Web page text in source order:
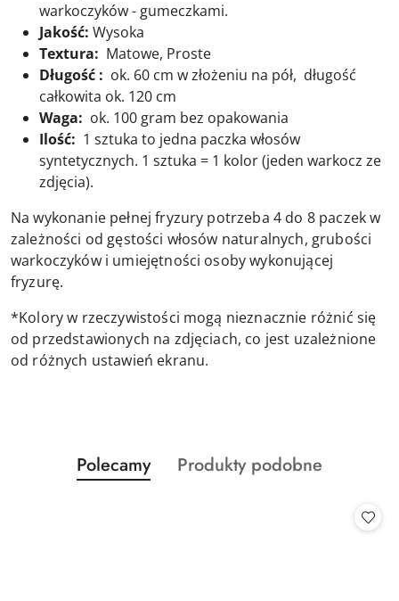
warkoczyków - gumeczkami.
Jakość: Wysoka
Textura: Matowe, Proste
Długość : ok. 60 cm w złożeniu na pół, długość
całkowita ok. 120 cm
Waga: ok. 100 gram bez opakowania
Ilość: 1 sztuka to jedna paczka włosów
syntetycznych. 1 sztuka = 1 kolor (jeden warkocz ze
zdjęcia).
Na wykonanie pełnej fryzury potrzeba 4 do 8 paczek w
zależności od gęstości włosów naturalnych, grubości
warkoczyków i umiejętności osoby wykonującej
fryzurę.
*Kolory w rzeczywistości mogą nieznacznie różnić się
od przedstawionych na zdjęciach, co jest uzależnione
od różnych ustawień ekranu.
Pomiń karuzelę produktów
Produkty
o
Polecamy
Produkty
Produkty podobne